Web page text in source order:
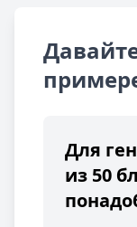
Для
из 50